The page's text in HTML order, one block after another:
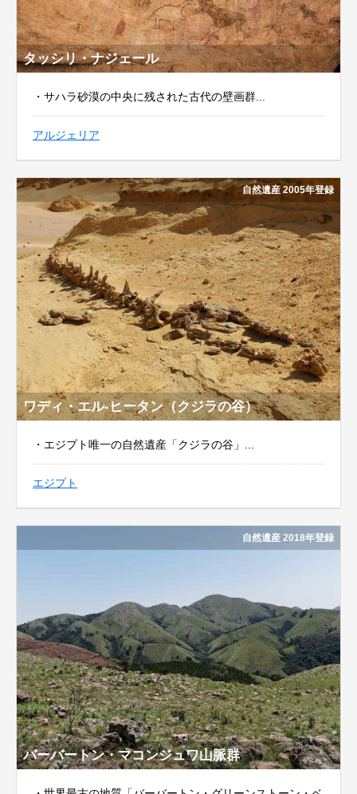
タッシリ・ナジェール
・サハラ砂漠の中央に残された古代の壁画群...
アルジェリア
ワディ・エル-ヒータン（クジラの谷）
自然遺産 2005年登録
・エジプト唯一の自然遺産「クジラの谷」...
エジプト
バーバートン・マコンジュワ山脈群
自然遺産 2018年登録